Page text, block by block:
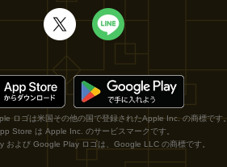
ロゴは米国その他の国で登録されたApple Inc. の商標です。
Store は Apple Inc. のサービスマークです。
および Google Play ロゴは、Google LLC の商標です。